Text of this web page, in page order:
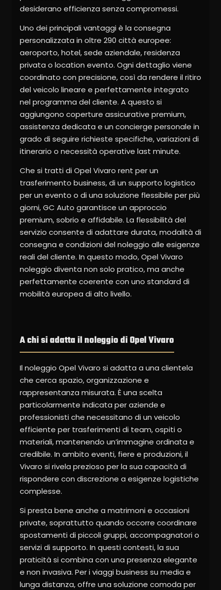
desiderano efficienza senza compromessi.
Uno dei principali vantaggi è la consegna
personalizzata in oltre 290 città europee:
aeroporto, hotel, sede aziendale, residenza
privata o location evento. Ogni dettaglio viene
coordinato con precisione, così da rendere il ritiro
del veicolo lineare e perfettamente integrato
nel programma del cliente. A questo si
aggiungono coperture assicurative premium,
assistenza dedicata e un concierge personale in
grado di seguire richieste specifiche, variazioni di
itinerario o necessità operative last minute.
Che si tratti di Opel Vivaro rent per un
trasferimento business, di un supporto logistico
per un evento o di una soluzione flessibile per più
giorni, GC Auto garantisce un approccio
premium, sobrio e affidabile. La flessibilità del
servizio consente di adattare durata, modalità di
consegna e condizioni del noleggio alle esigenze
reali del cliente. In questo modo, Opel Vivaro
noleggio diventa non solo pratico, ma anche
perfettamente coerente con uno standard di
mobilità europea di alto livello.
A chi si adatta il noleggio di Opel Vivaro
Il noleggio Opel Vivaro si adatta a una clientela
che cerca spazio, organizzazione e
rappresentanza misurata. È una scelta
particolarmente indicata per aziende e
professionisti che necessitano di un veicolo
efficiente per trasferimenti di team, ospiti o
materiali, mantenendo un’immagine ordinata e
credibile. In ambito eventi, fiere e produzioni, il
Vivaro si rivela prezioso per la sua capacità di
rispondere con discrezione a esigenze logistiche
complesse.
Si presta bene anche a matrimoni e occasioni
private, soprattutto quando occorre coordinare
spostamenti di piccoli gruppi, accompagnatori o
servizi di supporto. In questi contesti, la sua
praticità si combina con una presenza elegante
e non invasiva. Per i viaggi business su media e
lunga distanza, offre una soluzione comoda per